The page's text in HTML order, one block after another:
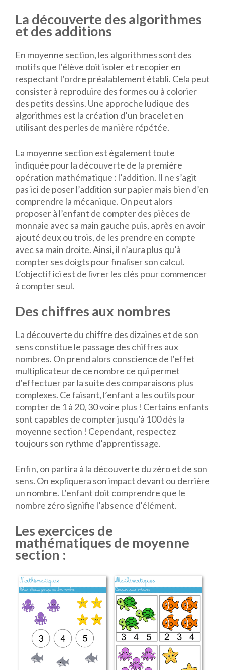
La découverte des algorithmes
et des additions
En moyenne section, les algorithmes sont des
motifs que l’élève doit isoler et recopier en
respectant l’ordre préalablement établi. Cela peut
consister à reproduire des formes ou à colorier
des petits dessins. Une approche ludique des
algorithmes est la création d’un bracelet en
utilisant des perles de manière répétée.
La moyenne section est également toute
indiquée pour la découverte de la première
opération mathématique : l’addition. Il ne s’agit
pas ici de poser l’addition sur papier mais bien d’en
comprendre la mécanique. On peut alors
proposer à l’enfant de compter des pièces de
monnaie avec sa main gauche puis, après en avoir
ajouté deux ou trois, de les prendre en compte
avec sa main droite. Ainsi, il n’aura plus qu’à
compter ses doigts pour finaliser son calcul.
L’objectif ici est de livrer les clés pour commencer
à compter seul.
Des chiffres aux nombres
La découverte du chiffre des dizaines et de son
sens constitue le passage des chiffres aux
nombres. On prend alors conscience de l’effet
multiplicateur de ce nombre ce qui permet
d’effectuer par la suite des comparaisons plus
complexes. Ce faisant, l’enfant a les outils pour
compter de 1 à 20, 30 voire plus ! Certains enfants
sont capables de compter jusqu’à 100 dès la
moyenne section ! Cependant, respectez
toujours son rythme d’apprentissage.
Enfin, on partira à la découverte du zéro et de son
sens. On expliquera son impact devant ou derrière
un nombre. L’enfant doit comprendre que le
nombre zéro signifie l’absence d’élément.
Les exercices de
mathématiques de moyenne
section :